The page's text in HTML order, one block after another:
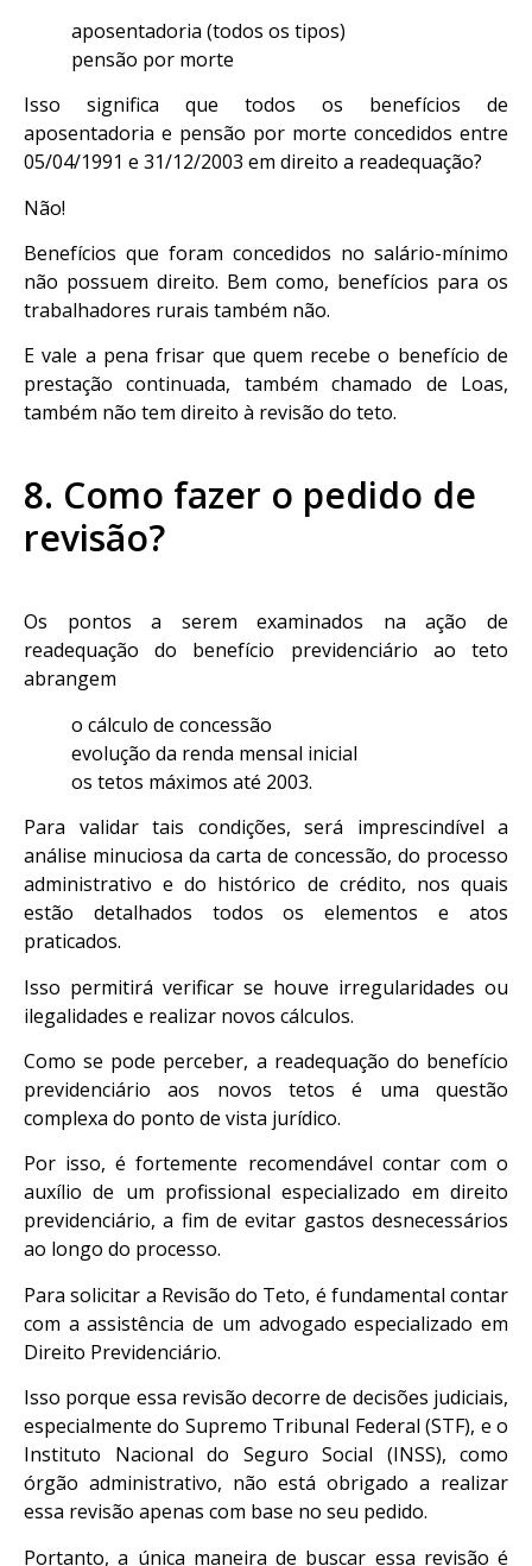
aposentadoria (todos os tipos)
pensão por morte
Isso significa que todos os benefícios de
aposentadoria e pensão por morte concedidos entre
05/04/1991 e 31/12/2003 em direito a readequação?
Não!
Benefícios que foram concedidos no salário-mínimo
não possuem direito. Bem como, benefícios para os
trabalhadores rurais também não.
E vale a pena frisar que quem recebe o benefício de
prestação continuada, também chamado de Loas,
também não tem direito à revisão do teto.
8. Como fazer o pedido de
revisão?
Os pontos a serem examinados na ação de
readequação do benefício previdenciário ao teto
abrangem
o cálculo de concessão
evolução da renda mensal inicial
os tetos máximos até 2003.
Para validar tais condições, será imprescindível a
análise minuciosa da carta de concessão, do processo
administrativo e do histórico de crédito, nos quais
estão detalhados todos os elementos e atos
praticados.
Isso permitirá verificar se houve irregularidades ou
ilegalidades e realizar novos cálculos.
Como se pode perceber, a readequação do benefício
previdenciário aos novos tetos é uma questão
complexa do ponto de vista jurídico.
Por isso, é fortemente recomendável contar com o
auxílio de um profissional especializado em direito
previdenciário, a fim de evitar gastos desnecessários
ao longo do processo.
Para solicitar a Revisão do Teto, é fundamental contar
com a assistência de um advogado especializado em
Direito Previdenciário.
Isso porque essa revisão decorre de decisões judiciais,
especialmente do Supremo Tribunal Federal (STF), e o
Instituto Nacional do Seguro Social (INSS), como
órgão administrativo, não está obrigado a realizar
essa revisão apenas com base no seu pedido.
Portanto, a única maneira de buscar essa revisão é